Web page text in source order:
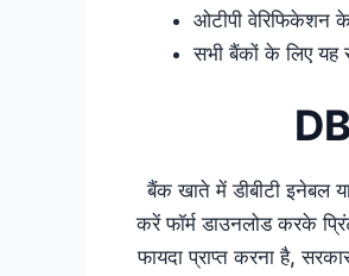
ओटीपी वेरिफिकेशन
सभी बैंकों के लिए यह
बैंक खाते में डीबीटी इनेबल
करें फॉर्म डाउनलोड करके
फायदा प्राप्त करना है,